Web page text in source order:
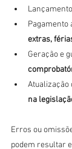
Pagamento
extras,
Geração e
Atualização
na
Erros ou
podem resultar